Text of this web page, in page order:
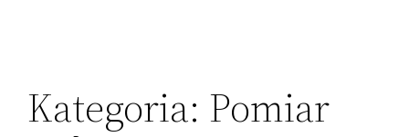
Kategoria: Pomiar